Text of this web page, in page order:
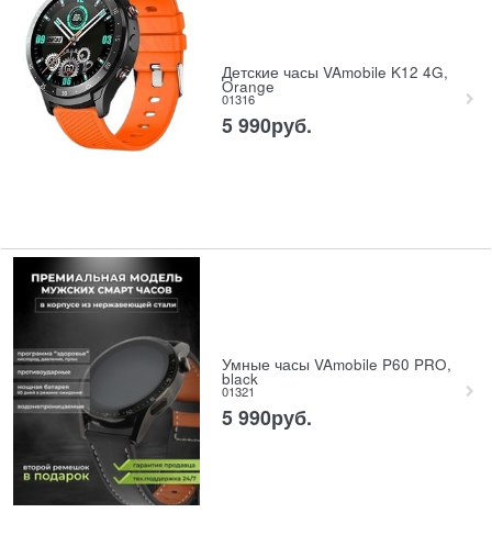
Детские часы VAmobile K12 4G,
Orange
01316
5 990руб.
Умные часы VAmobile P60 PRO,
black
01321
5 990руб.